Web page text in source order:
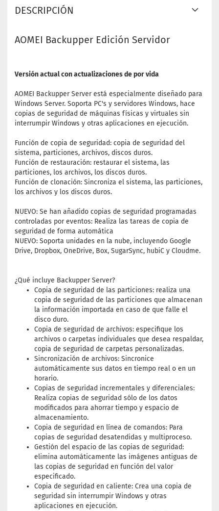
DESCRIPCIÓN
AOMEI Backupper Edición Servidor
Versión actual con actualizaciones de por vida
AOMEI Backupper Server está especialmente diseñado para
Windows Server. Soporta PC's y servidores Windows, hace
copias de seguridad de máquinas físicas y virtuales sin
interrumpir Windows y otras aplicaciones en ejecución.
Función de copia de seguridad: copia de seguridad del
sistema, particiones, archivos, discos duros.
Función de restauración: restaurar el sistema, las
particiones, los archivos, los discos duros.
Función de clonación: Sincroniza el sistema, las particiones,
los archivos y los discos duros.
NUEVO: Se han añadido copias de seguridad programadas
controladas por eventos: Realiza las tareas de copia de
seguridad de forma automática
NUEVO: Soporta unidades en la nube, incluyendo Google
Drive, Dropbox, OneDrive, Box, SugarSync, hubiC y Cloudme.
¿Qué incluye Backupper Server?
Copia de seguridad de las particiones: realiza una
copia de seguridad de las particiones que almacenan
la información importada en caso de que falle el
disco duro.
Copia de seguridad de archivos: especifique los
archivos o carpetas individuales que desea respaldar,
copia de seguridad de carpetas personalizadas.
Sincronización de archivos: Sincronice
automáticamente sus datos en tiempo real o en un
horario.
Copias de seguridad incrementales y diferenciales:
Realiza copias de seguridad sólo de los datos
modificados para ahorrar tiempo y espacio de
almacenamiento.
Copia de seguridad en línea de comandos: Para
copias de seguridad desatendidas y multiproceso.
Gestión del espacio de las copias de seguridad:
elimina automáticamente las imágenes antiguas de
las copias de seguridad en función del valor
especificado.
Copia de seguridad en caliente: Crea una copia de
seguridad sin interrumpir Windows y otras
aplicaciones en ejecución.